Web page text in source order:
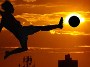
Yo.
呦。
How you
你好嗎？